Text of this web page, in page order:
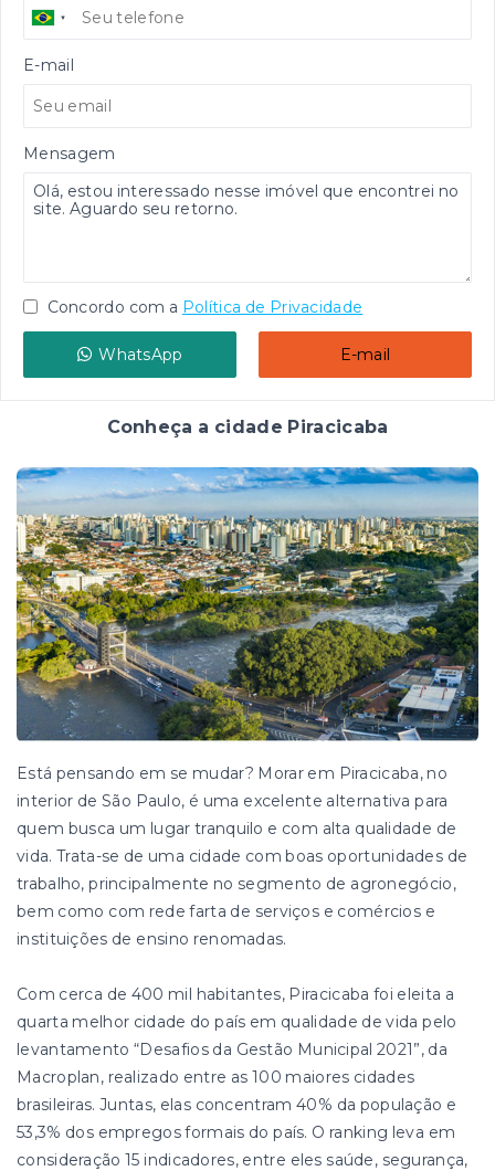
E-mail
Mensagem
Concordo com a Política de Privacidade
WhatsApp E-mail
Conheça a cidade Piracicaba
Está pensando em se mudar? Morar em Piracicaba, no
interior de São Paulo, é uma excelente alternativa para
quem busca um lugar tranquilo e com alta qualidade de
vida. Trata-se de uma cidade com boas oportunidades de
trabalho, principalmente no segmento de agronegócio,
bem como com rede farta de serviços e comércios e
instituições de ensino renomadas.
Com cerca de 400 mil habitantes, Piracicaba foi eleita a
quarta melhor cidade do país em qualidade de vida pelo
levantamento “Desafios da Gestão Municipal 2021”, da
Macroplan, realizado entre as 100 maiores cidades
brasileiras. Juntas, elas concentram 40% da população e
53,3% dos empregos formais do país. O ranking leva em
consideração 15 indicadores, entre eles saúde, segurança,